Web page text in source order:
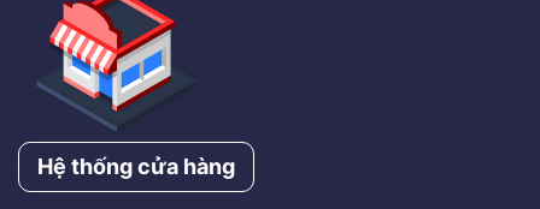
Hệ thống cửa hàng